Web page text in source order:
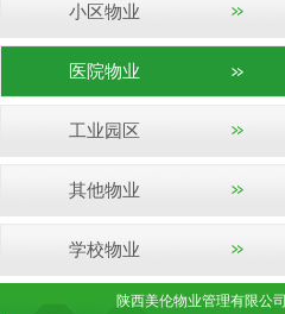
小区物业
医院物业
工业园区
其他物业
学校物业
陕西美伦物业管理有限公司